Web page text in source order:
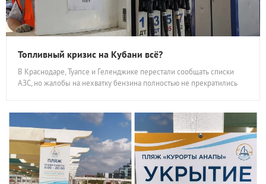
Топливный кризис на Кубани всё?
В Краснодаре, Туапсе и Геленджике перестали сообщать списки
АЗС, но жалобы на нехватку бензина полностью не прекратились